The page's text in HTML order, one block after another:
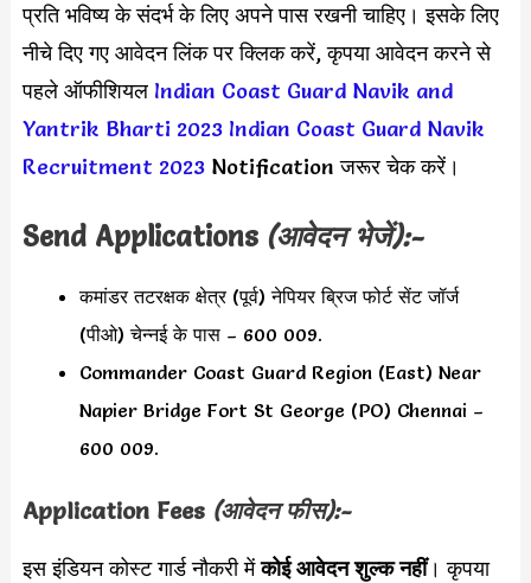
प्रति भविष्य के संदर्भ के लिए अपने पास रखनी चाहिए। इसके लिए
नीचे दिए गए आवेदन लिंक पर क्लिक करें, कृपया आवेदन करने से
पहले ऑफीशियल Indian Coast Guard Navik and
Yantrik Bharti 2023 Indian Coast Guard Navik
Recruitment 2023Notification जरूर चेक करें।
Send Applications (आवेदन भेजें):-
कमांडर तटरक्षक क्षेत्र (पूर्व) नेपियर ब्रिज फोर्ट सेंट जॉर्ज
(पीओ) चेन्नई के पास – 600 009.
Commander Coast Guard Region (East) Near
Napier Bridge Fort St George (PO) Chennai –
600 009.
Application Fees (आवेदन फीस):-
इस इंडियन कोस्ट गार्ड नौकरी मेंकोई आवेदन शुल्क नहीं। कृपया